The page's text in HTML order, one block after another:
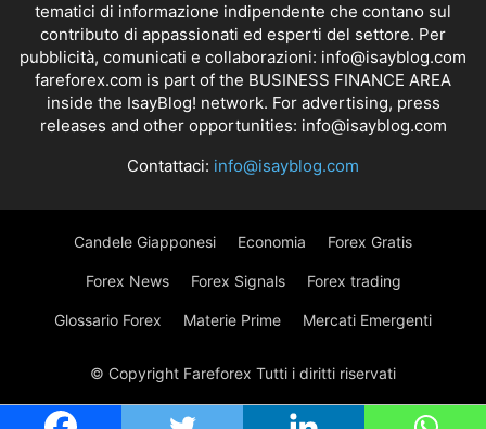
tematici di informazione indipendente che contano sul
contributo di appassionati ed esperti del settore. Per
pubblicità, comunicati e collaborazioni: info@isayblog.com
fareforex.com is part of the BUSINESS FINANCE AREA
inside the IsayBlog! network. For advertising, press
releases and other opportunities: info@isayblog.com
Contattaci: info@isayblog.com
Candele Giapponesi Economia Forex Gratis
Forex News Forex Signals Forex trading
Glossario Forex Materie Prime Mercati Emergenti
© Copyright Fareforex Tutti i diritti riservati